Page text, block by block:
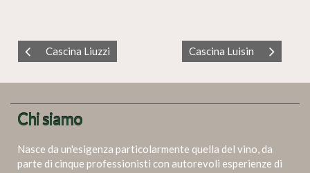
Cascina Liuzzi Cascina Luisin
Chi siamo
Nasce da un'esigenza particolarmente quella del vino, da
parte di cinque professionisti con autorevoli esperienze di